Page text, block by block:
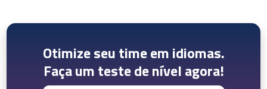
Otimize seu time em idiomas.
Faça um teste de nível agora!